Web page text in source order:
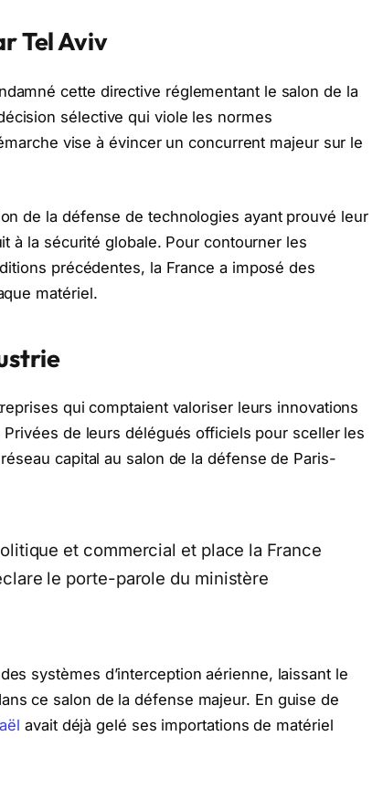
Tel Aviv
cette directive réglementant le salon de la
sélective qui viole les normes
vise à évincer un concurrent majeur sur le
de la défense de technologies ayant prouvé leur
à la sécurité globale. Pour contourner les
précédentes, la France a imposé des
matériel.
qui comptaient valoriser leurs innovations
de leurs délégués officiels pour sceller les
capital au salon de la défense de Paris-
et commercial et place la France
le porte-parole du ministère
systèmes d’interception aérienne, laissant le
ce salon de la défense majeur. En guise de
avait déjà gelé ses importations de matériel